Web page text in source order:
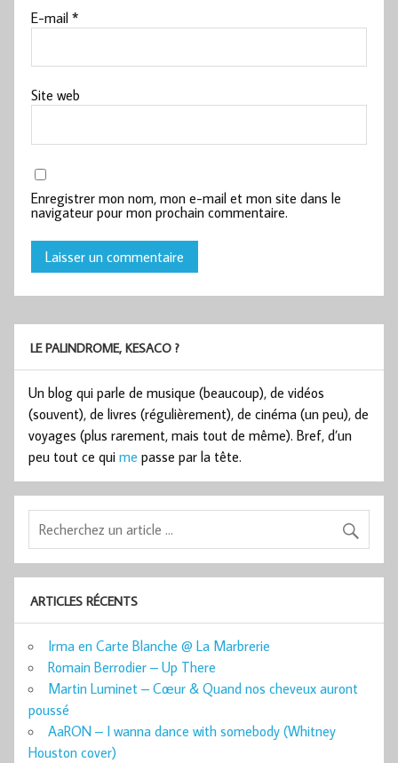
E-mail*
Site web
Enregistrer mon nom, mon e-mail et mon site dans le
navigateur pour mon prochain commentaire.
LE PALINDROME, KESACO ?
Un blog qui parle de musique (beaucoup), de vidéos
(souvent), de livres (régulièrement), de cinéma (un peu), de
voyages (plus rarement, mais tout de même). Bref, d’un
peu tout ce qui me passe par la tête.
ARTICLES RÉCENTS
Irma en Carte Blanche @ La Marbrerie
Romain Berrodier – Up There
Martin Luminet – Cœur & Quand nos cheveux auront
poussé
AaRON – I wanna dance with somebody (Whitney
Houston cover)